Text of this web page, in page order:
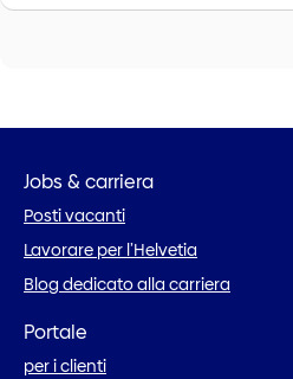
Jobs & carriera
Posti vacanti
Lavorare per l’Helvetia
Blog dedicato alla carriera
Portale
per i clienti